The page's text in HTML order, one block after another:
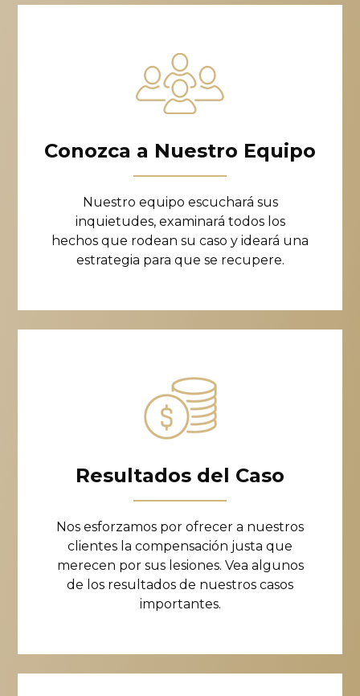
Conozca a Nuestro Equipo
Nuestro equipo escuchará sus
inquietudes, examinará todos los
hechos que rodean su caso y ideará una
estrategia para que se recupere.
Resultados del Caso
Nos esforzamos por ofrecer a nuestros
clientes la compensación justa que
merecen por sus lesiones. Vea algunos
de los resultados de nuestros casos
importantes.